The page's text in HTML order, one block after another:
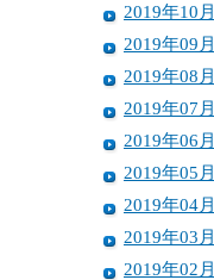
2019年10月
2019年09月
2019年08月
2019年07月
2019年06月
2019年05月
2019年04月
2019年03月
2019年02月